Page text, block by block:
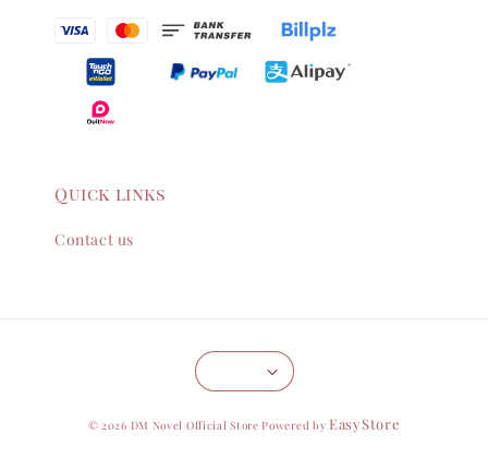
Quick links
Contact us
© 2026 DM Novel Official Store Powered by EasyStore